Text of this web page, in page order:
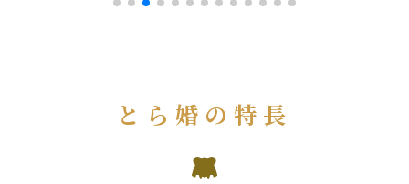
とら婚の特長